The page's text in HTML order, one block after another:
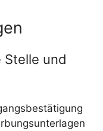
Stelle und